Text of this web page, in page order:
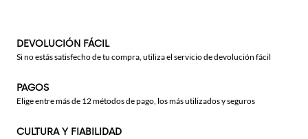
DEVOLUCIÓN FÁCIL
Si no estás satisfecho de tu compra, utiliza el servicio de devolución fácil
PAGOS
Elige entre más de 12 métodos de pago, los más utilizados y seguros
CULTURA Y FIABILIDAD